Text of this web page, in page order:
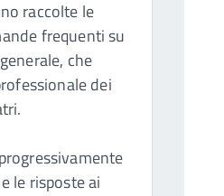
raccolte le
frequenti su
che
dei
le risposte ai